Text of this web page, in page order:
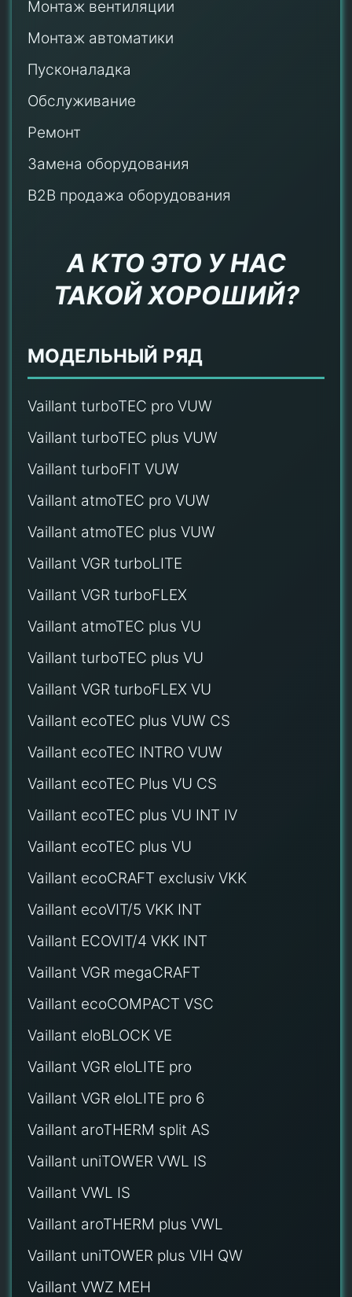
Монтаж вентиляции
Монтаж автоматики
Пусконаладка
Обслуживание
Ремонт
Замена оборудования
B2B продажа оборудования
А КТО ЭТО У НАС
ТАКОЙ ХОРОШИЙ?
МОДЕЛЬНЫЙ РЯД
Vaillant turboTEC pro VUW
Vaillant turboTEC plus VUW
Vaillant turboFIT VUW
Vaillant atmoTEC pro VUW
Vaillant atmoTEC plus VUW
Vaillant VGR turboLITE
Vaillant VGR turboFLEX
Vaillant atmoTEC plus VU
Vaillant turboTEC plus VU
Vaillant VGR turboFLEX VU
Vaillant ecoTEC plus VUW CS
Vaillant ecoTEC INTRO VUW
Vaillant ecoTEC Plus VU CS
Vaillant ecoTEC plus VU INT IV
Vaillant ecoTEC plus VU
Vaillant ecoCRAFT exclusiv VKK
Vaillant ecoVIT/5 VKK INT
Vaillant ECOVIT/4 VKK INT
Vaillant VGR megaCRAFT
Vaillant ecoCOMPACT VSC
Vaillant eloBLOCK VE
Vaillant VGR eloLITE pro
Vaillant VGR eloLITE pro 6
Vaillant aroTHERM split AS
Vaillant uniTOWER VWL IS
Vaillant VWL IS
Vaillant aroTHERM plus VWL
Vaillant uniTOWER plus VIH QW
Vaillant VWZ MEH